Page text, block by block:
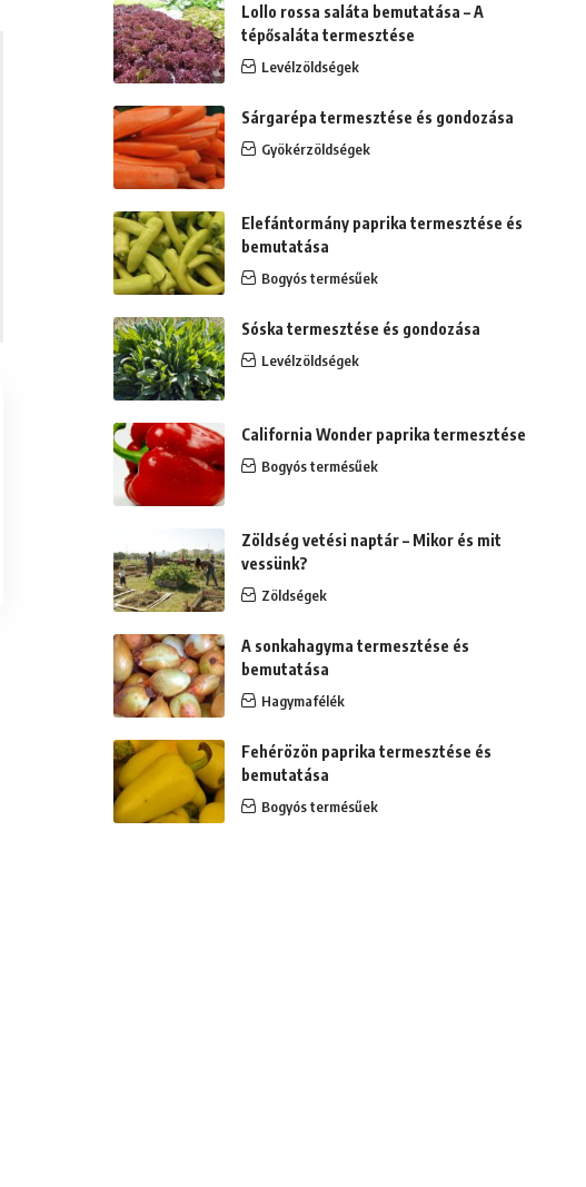
Lollo rossa saláta bemutatása – A
tépősaláta termesztése
Levélzöldségek
Sárgarépa termesztése és gondozása
Gyökérzöldségek
Elefántormány paprika termesztése és
bemutatása
Bogyós termésűek
Sóska termesztése és gondozása
Levélzöldségek
California Wonder paprika termesztése
Bogyós termésűek
Zöldség vetési naptár – Mikor és mit
vessünk?
Zöldségek
A sonkahagyma termesztése és
bemutatása
Hagymafélék
Fehérözön paprika termesztése és
bemutatása
Bogyós termésűek